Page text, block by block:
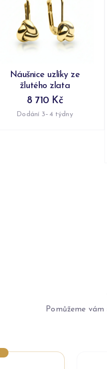
Náušnice uzlíky ze
žlutého zlata
8 710 Kč
Dodání 3–4 týdny
Pomůžeme